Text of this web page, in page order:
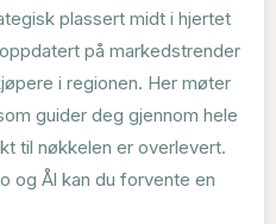
plassert midt i hjertet
på markedstrender
i regionen. Her møter
guider deg gjennom hele
til nøkkelen er overlevert.
og Ål kan du forvente en